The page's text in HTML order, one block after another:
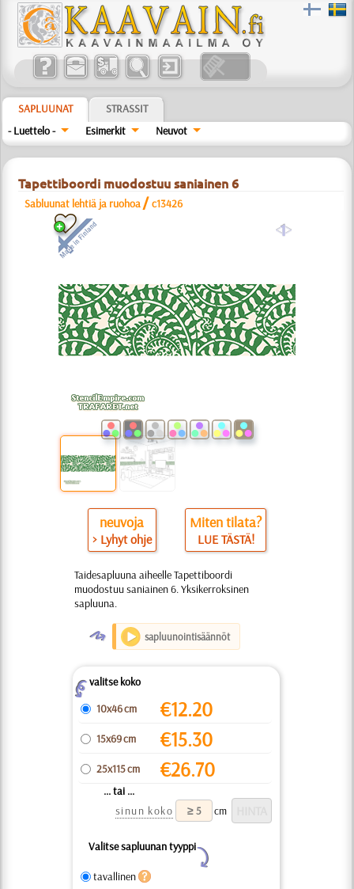
SAPLUUNAT
STRASSIT
- Luettelo -
Esimerkit Neuvot
Tapettiboordi muodostuu saniainen 6
Sabluunat lehtiä ja ruohoa /c13426
a
neuvoja
> Lyhyt ohje
Miten tilata?
LUE TÄSTÄ!
Taidesapluuna aiheelle Tapettiboordi
muodostuu saniainen 6. Yksikerroksinen
sapluuna.
O sapluunointisäännöt
Zvalitse koko
10x46 cm
€12.20
15x69 cm €15.30
25x115 cm €26.70
... tai ...
sinun koko
cm
Valitse sapluunan tyyppi
Y
tavallinen